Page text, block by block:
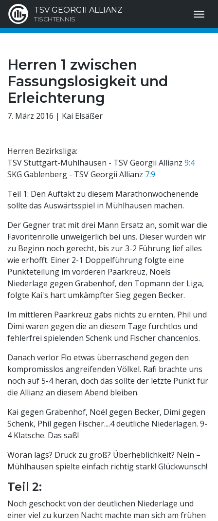
TSV GEORGII ALLIANZ
TISCHTENNIS
Herren 1 zwischen
Fassungslosigkeit und
Erleichterung
7. März 2016 | Kai Elsäßer
Herren Bezirksliga:
TSV Stuttgart-Mühlhausen - TSV Georgii Allianz 9:4
SKG Gablenberg - TSV Georgii Allianz 7:9
Teil 1: Den Auftakt zu diesem Marathonwochenende
sollte das Auswärtsspiel in Mühlhausen machen.
Der Gegner trat mit drei Mann Ersatz an, somit war die
Favoritenrolle unweigerlich bei uns. Dieser wurden wir
zu Beginn noch gerecht, bis zur 3-2 Führung lief alles
wie erhofft. Einer 2-1 Doppelführung folgte eine
Punkteteilung im vorderen Paarkreuz, Noëls
Niederlage gegen Grabenhof, den Topmann der Liga,
folgte Kai's hart umkämpfter Sieg gegen Becker.
Im mittleren Paarkreuz gabs nichts zu ernten, Phil und
Dimi waren gegen die an diesem Tage furchtlos und
fehlerfrei spielenden Schenk und Fischer chancenlos.
Danach verlor Flo etwas überraschend gegen den
kompromisslos angreifenden Völkel. Rafi brachte uns
noch auf 5-4 heran, doch das sollte der letzte Punkt für
die Allianz an diesem Abend bleiben.
Kai gegen Grabenhof, Noël gegen Becker, Dimi gegen
Schenk, Phil gegen Fischer....4 deutliche Niederlagen. 9-
4 Klatsche. Das saß!
Woran lags? Druck zu groß? Überheblichkeit? Nein –
Mühlhausen spielte einfach richtig stark! Glückwunsch!
Teil 2:
Noch geschockt von der deutlichen Niederlage und
einer viel zu kurzen Nacht machte man sich am frühen